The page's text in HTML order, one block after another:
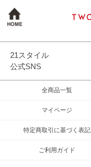
21スタイル
公式SNS
全商品一覧
マイページ
特定商取引に基づく表記
ご利用ガイド